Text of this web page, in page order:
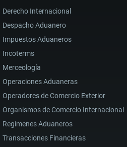
Derecho Internacional
Despacho Aduanero
Impuestos Aduaneros
Incoterms
Merceología
Operaciones Aduaneras
Operadores de Comercio Exterior
Organismos de Comercio Internacional
Regímenes Aduaneros
Transacciones Financieras